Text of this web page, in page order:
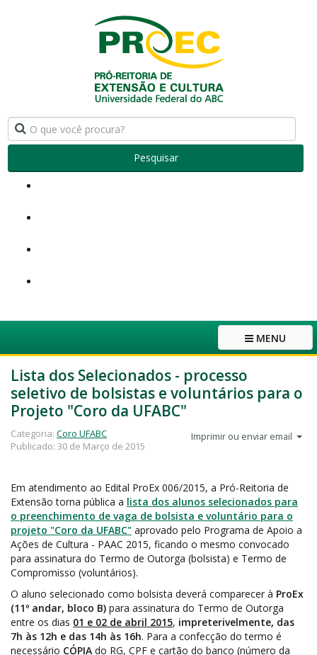
Pesquisar
MENU
Lista dos Selecionados - processo
seletivo de bolsistas e voluntários para o
Projeto "Coro da UFABC"
Imprimir ou enviar email
Categoria: Coro UFABC
Publicado: 30 de Março de 2015
Em atendimento ao Edital ProEx 006/2015, a Pró-Reitoria de
Extensão torna pública a lista dos alunos selecionados para
o preenchimento de vaga de bolsista e voluntário para o
projeto "Coro da UFABC" aprovado pelo Programa de Apoio a
Ações de Cultura - PAAC 2015, ficando o mesmo convocado
para assinatura do Termo de Outorga (bolsista) e Termo de
Compromisso (voluntários).
O aluno selecionado como bolsista deverá comparecer à ProEx
(11º andar, bloco B) para assinatura do Termo de Outorga
entre os dias 01 e 02 de abril 2015, impreterivelmente, das
7h às 12h e das 14h às 16h. Para a confecção do termo é
necessário CÓPIA do RG, CPF e cartão do banco (número da